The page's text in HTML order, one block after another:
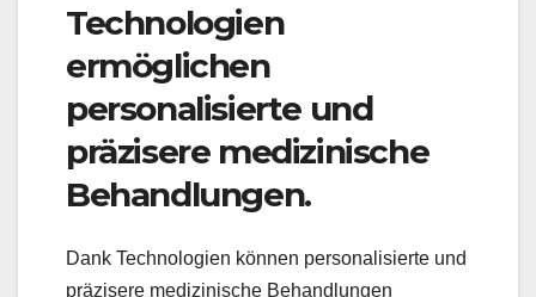
Technologien
ermöglichen
personalisierte und
präzisere medizinische
Behandlungen.
Dank Technologien können personalisierte und
präzisere medizinische Behandlungen